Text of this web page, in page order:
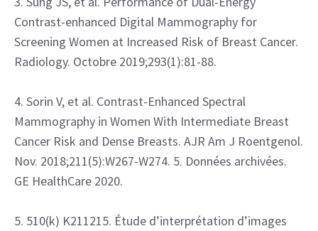
Contrast-enhanced Digital Mammography for
Screening Women at Increased Risk of Breast Cancer.
Radiology. Octobre 2019;293(1):81-88.
4. Sorin V, et al. Contrast-Enhanced Spectral
Mammography in Women With Intermediate Breast
Cancer Risk and Dense Breasts. AJR Am J Roentgenol.
Nov. 2018;211(5):W267-W274. 5. Données archivées.
GE HealthCare 2020.
5. 510(k) K211215. Étude d’interprétation d’images